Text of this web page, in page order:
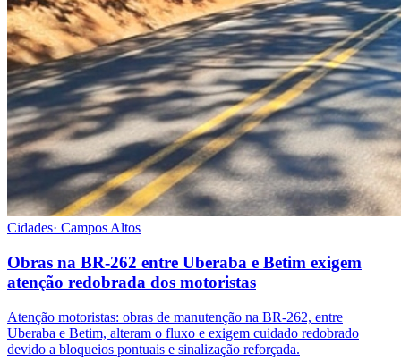
Cidades· Campos Altos
Obras na BR-262 entre Uberaba e Betim exigem
atenção redobrada dos motoristas
Atenção motoristas: obras de manutenção na BR-262, entre
Uberaba e Betim, alteram o fluxo e exigem cuidado redobrado
devido a bloqueios pontuais e sinalização reforçada.